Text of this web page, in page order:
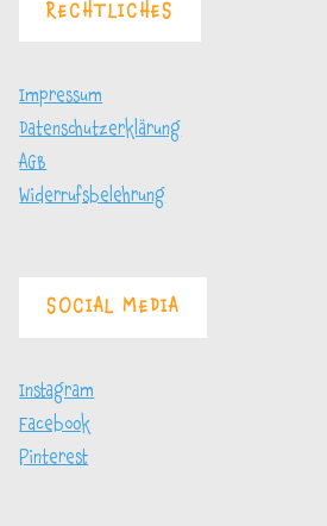
RECHTLICHES
Impressum
Datenschutzerklärung
AGB
Widerrufsbelehrung
SOCIAL MEDIA
Instagram
Facebook
Pinterest